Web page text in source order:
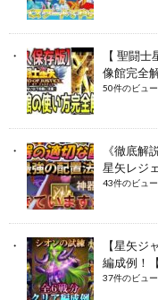
【 聖闘
像館完全
50件のビュー
《徹底解
星矢レジ
43件のビュー
【星矢ジ
編成例！
37件のビュー